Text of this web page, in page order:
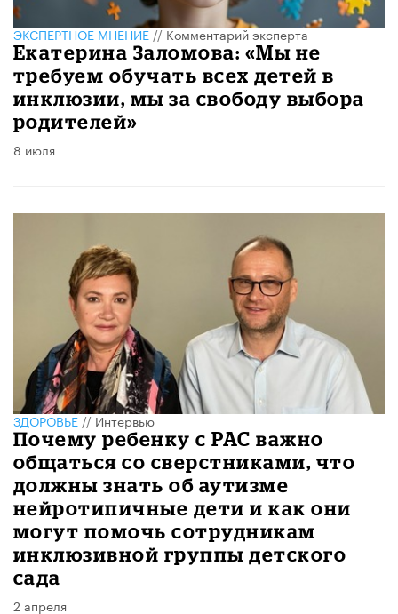
ЭКСПЕРТНОЕ МНЕНИЕ//Комментарий эксперта
Екатерина Заломова: «Мы не
требуем обучать всех детей в
инклюзии, мы за свободу выбора
родителей»
8 июля
ЗДОРОВЬЕ//Интервью
Почему ребенку с РАС важно
общаться со сверстниками, что
должны знать об аутизме
нейротипичные дети и как они
могут помочь сотрудникам
инклюзивной группы детского
сада
2 апреля